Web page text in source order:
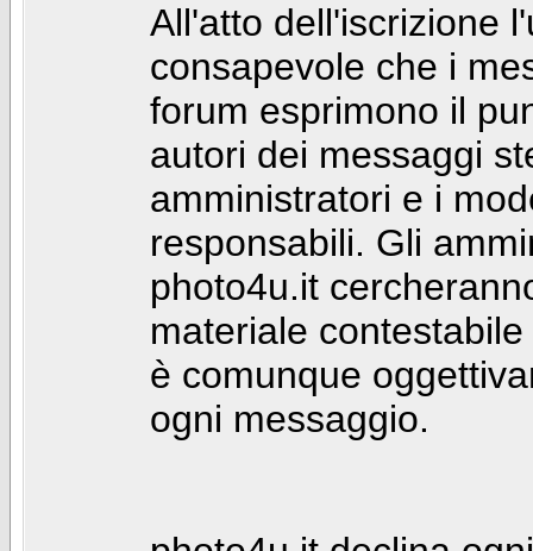
All'atto dell'iscrizione
consapevole che i
forum esprimono il
autori dei messaggi
amministratori e i
responsabili. Gli
photo4u.it
materiale
è comunque
ogni messaggio.